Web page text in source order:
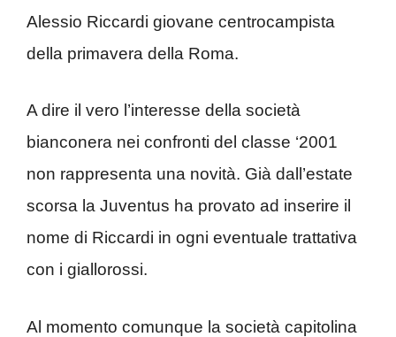
Alessio Riccardi giovane centrocampista
della primavera della Roma.
A dire il vero l’interesse della società
bianconera nei confronti del classe ‘2001
non rappresenta una novità. Già dall’estate
scorsa la Juventus ha provato ad inserire il
nome di Riccardi in ogni eventuale trattativa
con i giallorossi.
Al momento comunque la società capitolina